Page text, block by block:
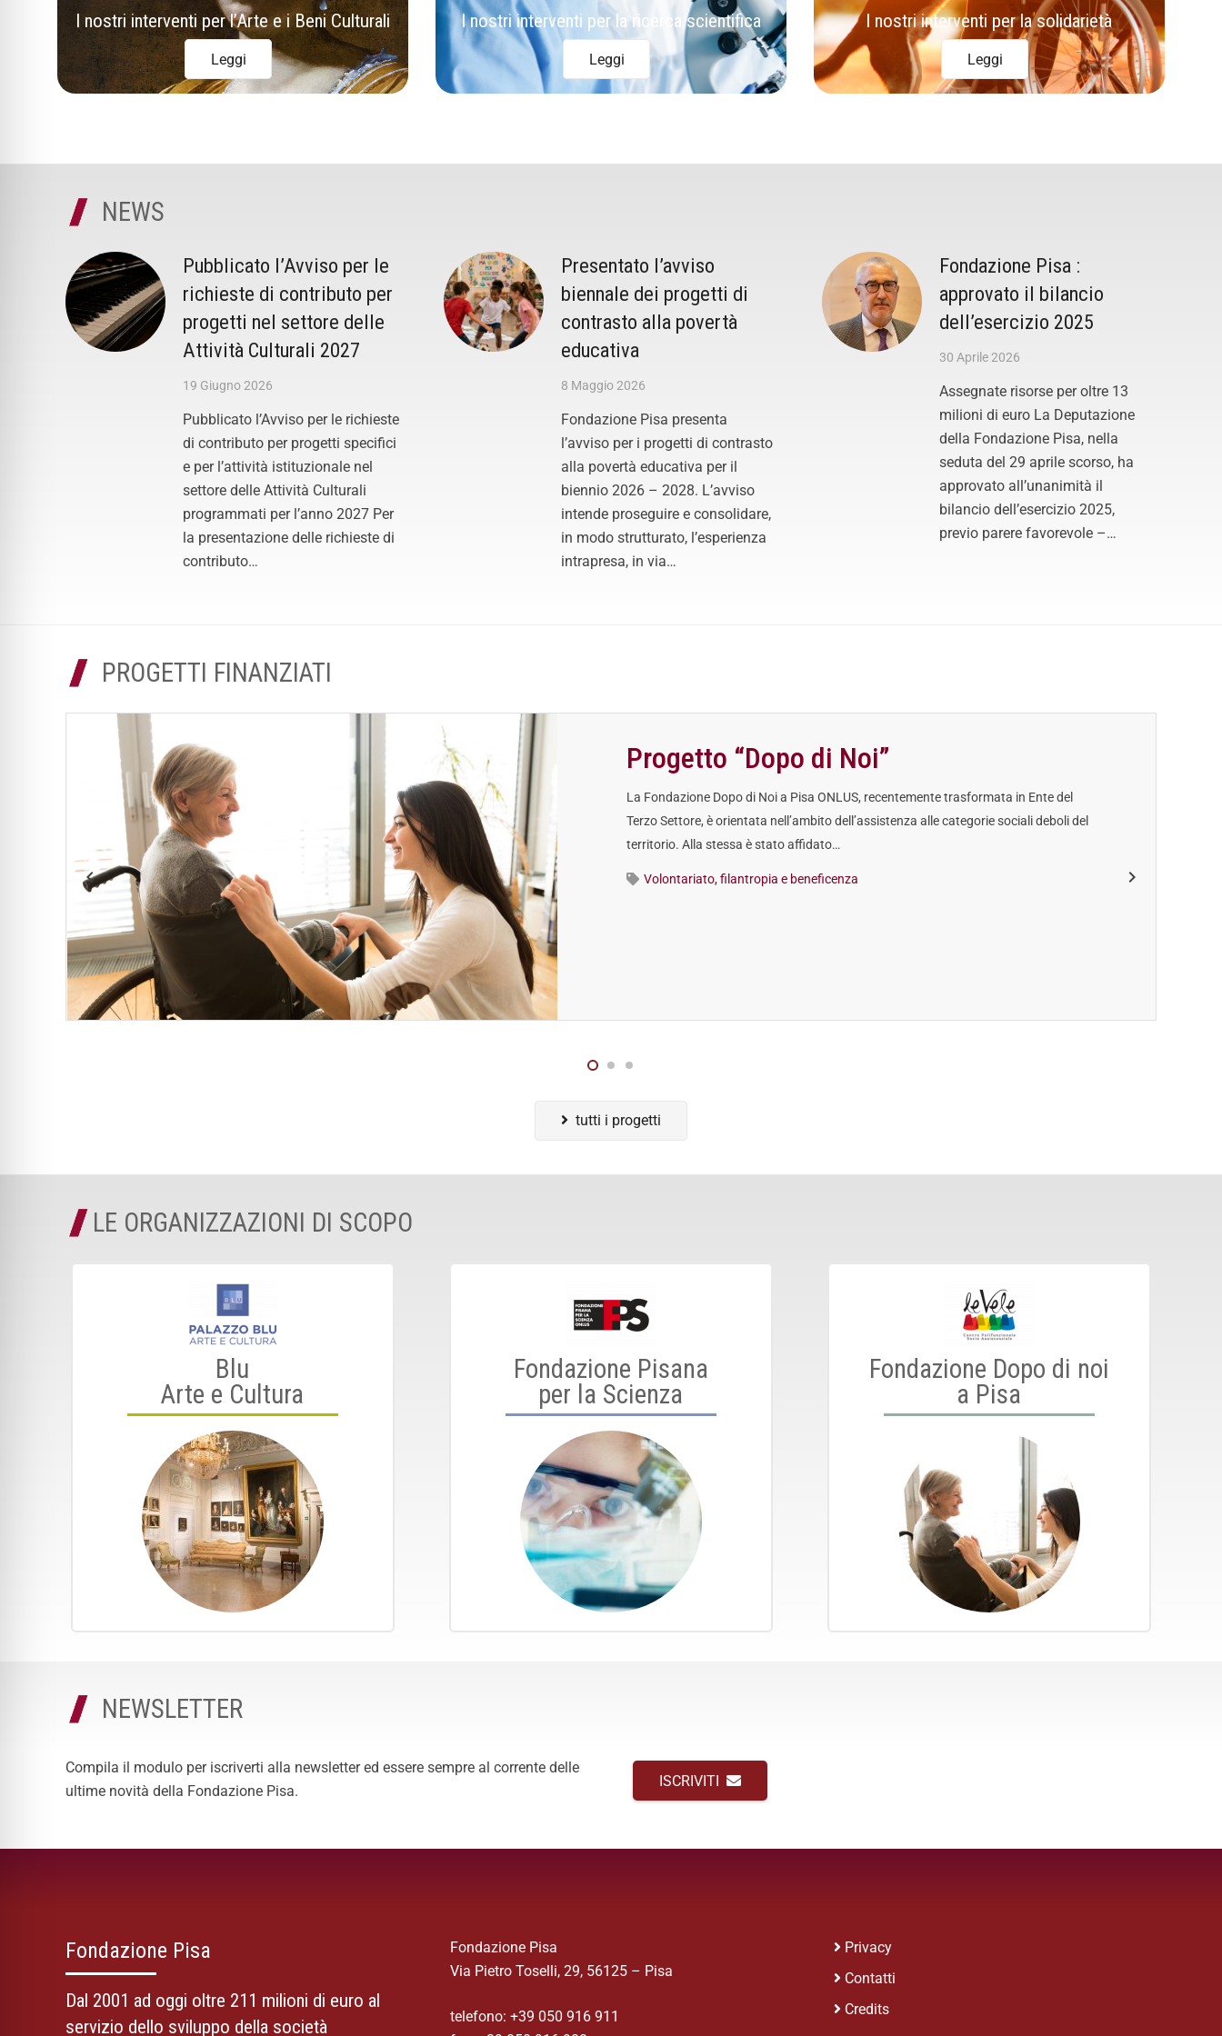
I nostri interventi per l’Arte e i Beni Culturali
Leggi
I nostri interventi per la ricerca scientifica
Leggi
I nostri interventi per la solidarietà
Leggi
NEWS
Pubblicato l’Avviso per le
richieste di contributo per
progetti nel settore delle
Attività Culturali 2027
19 Giugno 2026
Pubblicato l’Avviso per le richieste
di contributo per progetti specifici
e per l’attività istituzionale nel
settore delle Attività Culturali
programmati per l’anno 2027 Per
la presentazione delle richieste di
contributo…
Presentato l’avviso
biennale dei progetti di
contrasto alla povertà
educativa
8 Maggio 2026
Fondazione Pisa presenta
l’avviso per i progetti di contrasto
alla povertà educativa per il
biennio 2026 – 2028. L’avviso
intende proseguire e consolidare,
in modo strutturato, l’esperienza
intrapresa, in via…
Fondazione Pisa :
approvato il bilancio
dell’esercizio 2025
30 Aprile 2026
Assegnate risorse per oltre 13
milioni di euro La Deputazione
della Fondazione Pisa, nella
seduta del 29 aprile scorso, ha
approvato all’unanimità il
bilancio dell’esercizio 2025,
previo parere favorevole –…
PROGETTI FINANZIATI
Progetto “Dopo di Noi”
La Fondazione Dopo di Noi a Pisa ONLUS, recentemente trasformata in Ente del
Terzo Settore, è orientata nell’ambito dell’assistenza alle categorie sociali deboli del
territorio. Alla stessa è stato affidato…
Volontariato, filantropia e beneficenza
tutti i progetti
LE ORGANIZZAZIONI DI SCOPO
Blu
Arte e Cultura
Fondazione Pisana
per la Scienza
Fondazione Dopo di noi
a Pisa
NEWSLETTER
Compila il modulo per iscriverti alla newsletter ed essere sempre al corrente delle
ultime novità della Fondazione Pisa.
ISCRIVITI
Fondazione Pisa
Dal 2001 ad oggi oltre 211 milioni di euro al
servizio dello sviluppo della società
Fondazione Pisa
Via Pietro Toselli, 29, 56125 – Pisa
telefono: +39 050 916 911
Privacy
Contatti
Credits